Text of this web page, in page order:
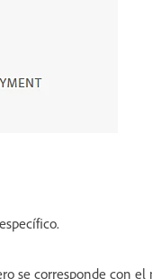
se corresponde con el